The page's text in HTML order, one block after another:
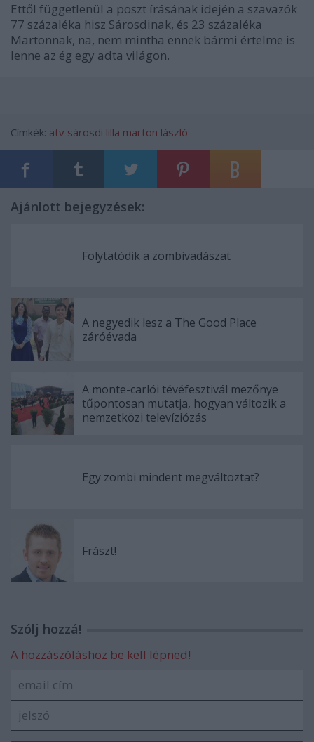
Ettől függetlenül a poszt írásának idején a szavazók
77 százaléka hisz Sárosdinak, és 23 százaléka
Martonnak, na, nem mintha ennek bármi értelme is
lenne az ég egy adta világon.
Címkék: atv sárosdi lilla marton lászló
Ajánlott bejegyzések:
Folytatódik a zombivadászat
A negyedik lesz a The Good Place
záróévada
A monte-carlói tévéfesztivál mezőnye
tűpontosan mutatja, hogyan változik a
nemzetközi televíziózás
Egy zombi mindent megváltoztat?
Frászt!
Szólj hozzá!
A hozzászóláshoz be kell lépned!